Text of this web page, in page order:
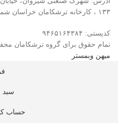
۱۳۳ ، کارخانه ترشکامان خراسان شمالی
کدپستی: ۹۴۶۵۱۶۴۳۸۴
تمام حقوق برای گروه ترشکامان
میهن وبمستر
سبد
حساب